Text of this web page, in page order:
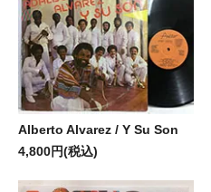
Alberto Alvarez / Y Su Son
4,800円(税込)